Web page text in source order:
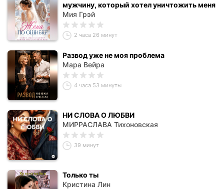
мужчину, который хотел уничтожить меня
Мия Грэй
2 часа 26 минут
Развод уже не моя проблема
Мара Вейра
4 часа 53 минуты
НИ СЛОВА О ЛЮБВИ
МИРРАСЛАВА Тихоновская
39 минут
Только ты
Кристина Лин